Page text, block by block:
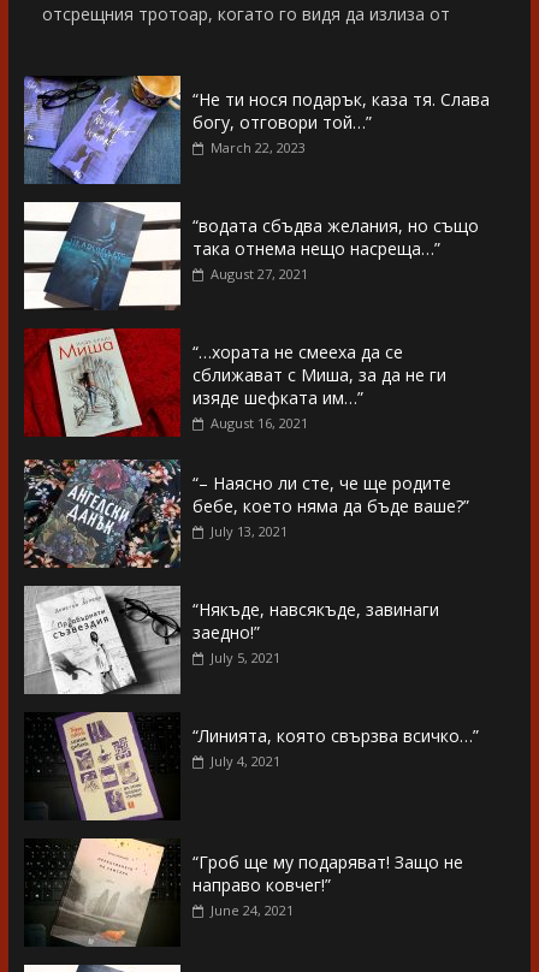
отсрещния тротоар, когато го видя да излиза от
“Не ти нося подарък, каза тя. Слава
богу, отговори той…”
March 22, 2023
“водата сбъдва желания, но също
така отнема нещо насреща…”
August 27, 2021
“…хората не смееха да се
сближават с Миша, за да не ги
изяде шефката им…”
August 16, 2021
“– Наясно ли сте, че ще родите
бебе, което няма да бъде ваше?”
July 13, 2021
“Някъде, навсякъде, завинаги
заедно!”
July 5, 2021
“Линията, която свързва всичко…”
July 4, 2021
“Гроб ще му подаряват! Защо не
направо ковчег!”
June 24, 2021